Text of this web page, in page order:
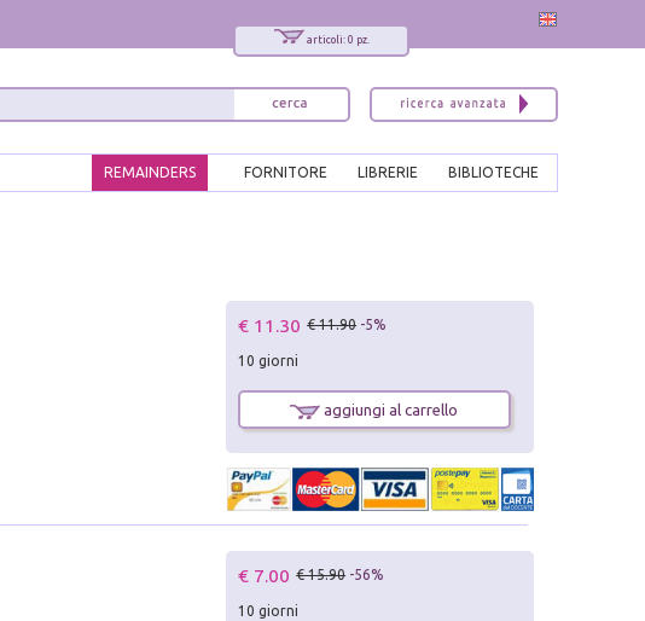
articoli: 0 pz.
BIBLIOTECHE
LIBRERIE
FORNITORE
REMAINDERS
€ 11.30 € 11.90 -5%
10 giorni
aggiungi al carrello
€ 7.00 € 15.90 -56%
10 giorni